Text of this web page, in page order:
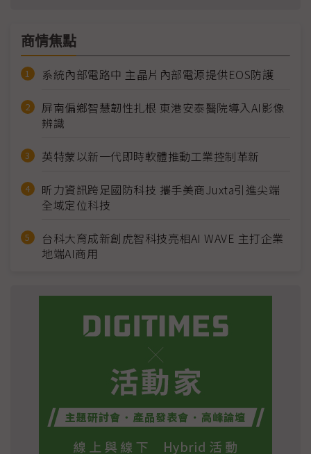
商情焦點
系統內部電路中 主晶片內部電源提供EOS防護
屏南偏鄉智慧韌性扎根 東港安泰醫院導入AI影像
辨識
英特蒙以新一代即時軟體推動工業控制革新
昕力資訊跨足國防科技 攜手美商Juxta引進尖端
全域定位科技
台科大育成新創虎智科技亮相AI WAVE 主打企業
地端AI商用